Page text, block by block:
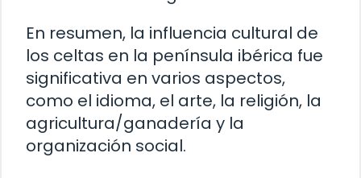
En resumen, la influencia cultural de
los celtas en la península ibérica fue
significativa en varios aspectos,
como el idioma, el arte, la religión, la
agricultura/ganadería y la
organización social.